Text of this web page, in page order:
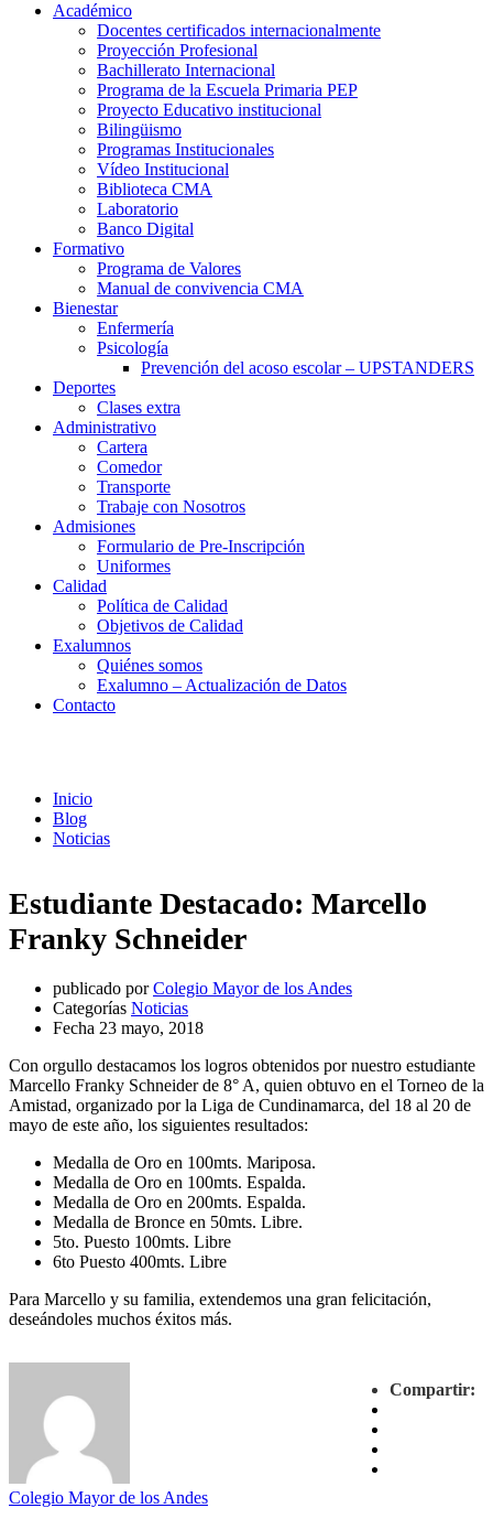
Académico
Docentes certificados internacionalmente
Proyección Profesional
Bachillerato Internacional
Programa de la Escuela Primaria PEP
Proyecto Educativo institucional
Bilingüismo
Programas Institucionales
Vídeo Institucional
Biblioteca CMA
Laboratorio
Banco Digital
Formativo
Programa de Valores
Manual de convivencia CMA
Bienestar
Enfermería
Psicología
Prevención del acoso escolar – UPSTANDERS
Deportes
Clases extra
Administrativo
Cartera
Comedor
Transporte
Trabaje con Nosotros
Admisiones
Formulario de Pre-Inscripción
Uniformes
Calidad
Política de Calidad
Objetivos de Calidad
Exalumnos
Quiénes somos
Exalumno – Actualización de Datos
Contacto
Inicio
Blog
Noticias
Estudiante Destacado: Marcello
Franky Schneider
publicado por Colegio Mayor de los Andes
Categorías Noticias
Fecha 23 mayo, 2018
Con orgullo destacamos los logros obtenidos por nuestro estudiante
Marcello Franky Schneider de 8° A, quien obtuvo en el Torneo de la
Amistad, organizado por la Liga de Cundinamarca, del 18 al 20 de
mayo de este año, los siguientes resultados:
Medalla de Oro en 100mts. Mariposa.
Medalla de Oro en 100mts. Espalda.
Medalla de Oro en 200mts. Espalda.
Medalla de Bronce en 50mts. Libre.
5to. Puesto 100mts. Libre
6to Puesto 400mts. Libre
Para Marcello y su familia, extendemos una gran felicitación,
deseándoles muchos éxitos más.
Compartir:
Colegio Mayor de los Andes